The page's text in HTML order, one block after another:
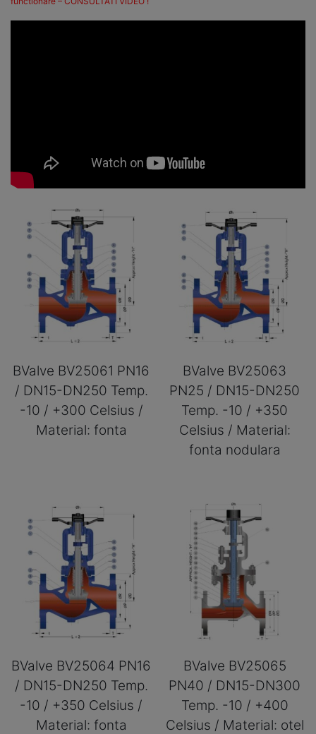
BValve BV25061 PN16
/ DN15-DN250 Temp.
-10 / +300 Celsius /
Material: fonta
BValve BV25063
PN25 / DN15-DN250
Temp. -10 / +350
Celsius / Material:
fonta nodulara
BValve BV25064 PN16
/ DN15-DN250 Temp.
-10 / +350 Celsius /
Material: fonta
BValve BV25065
PN40 / DN15-DN300
Temp. -10 / +400
Celsius / Material: otel